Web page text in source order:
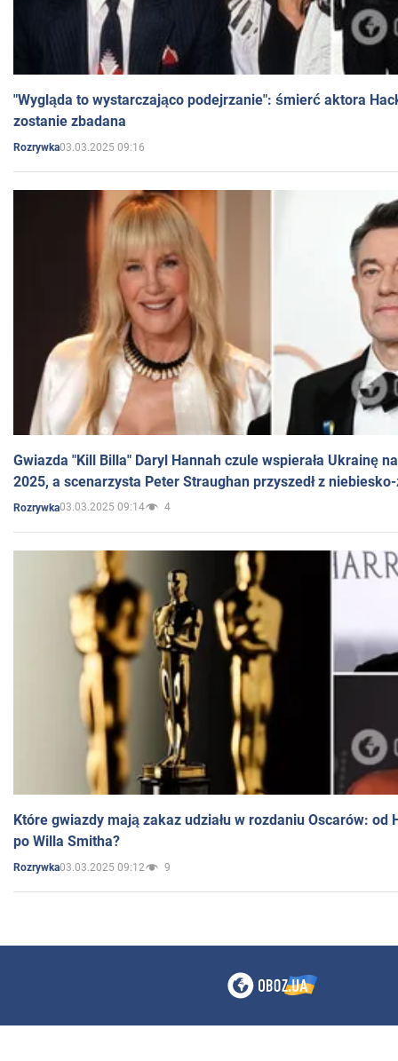
"Wygląda to wystarczająco podejrzanie": śmierć aktora
zostanie zbadana
Rozrywka03.03.2025 09:16
Gwiazda "Kill Billa" Daryl Hannah czule wspierała Ukrainę
2025, a scenarzysta Peter Straughan przyszedł z
Rozrywka03.03.2025 09:14 4
Które gwiazdy mają zakaz udziału w rozdaniu Oscarów: od
po Willa Smitha?
Rozrywka03.03.2025 09:12 9